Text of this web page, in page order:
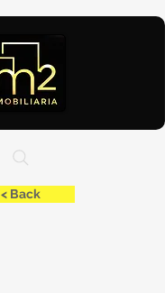
< Back